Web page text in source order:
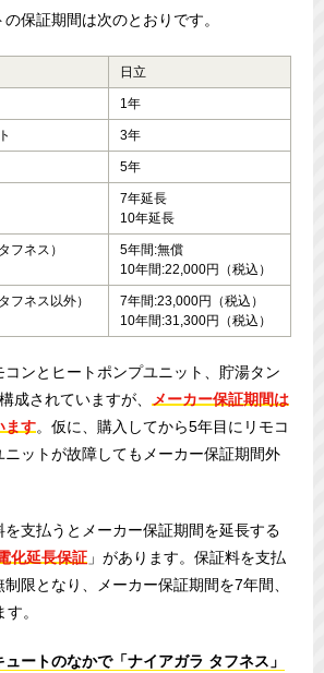
保証期間は次のとおりです。
日立
1年
3年
5年
7年延長
10年延長
フネス）
5年間:無償
10年間:22,000円（税込）
フネス以外）
7年間:23,000円（税込）
10年間:31,300円（税込）
コンとヒートポンプユニット、貯湯タン
成されていますが、
メーカー保証期間は
ます。仮に、購入してから5年目にリモコ
ニットが故障してもメーカー保証期間外
を支払うとメーカー保証期間を延長する
化延長保証 」があります。保証料を支払
限となり、メーカー保証期間を7年間、
。
ュートのなかで「ナイアガラ タフネス」